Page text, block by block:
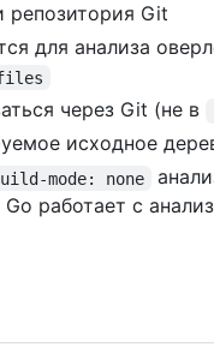
репозитория Git
для анализа
через Git (не в
исходное
mode: none
работает с